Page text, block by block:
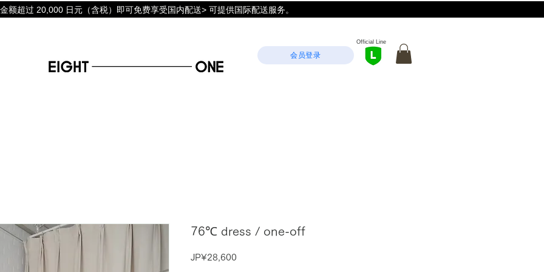
额超过 20,000 日元（含税）即可免费享受国内配送> 可提供国际配送服务。
会员登录
Official Line
76℃ dress / one-off
JP¥28,600